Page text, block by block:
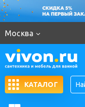
Москва
КАТАЛОГ